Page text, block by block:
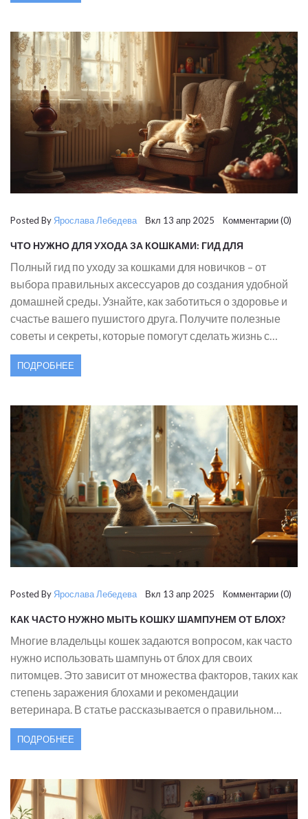
Posted By Ярослава Лебедева Вкл 13 апр 2025 Комментарии (0)
ЧТО НУЖНО ДЛЯ УХОДА ЗА КОШКАМИ: ГИД ДЛЯ
Полный гид по уходу за кошками для новичков – от
выбора правильных аксессуаров до создания удобной
домашней среды. Узнайте, как заботиться о здоровье и
счастье вашего пушистого друга. Получите полезные
советы и секреты, которые помогут сделать жизнь с
кошкой приятной и беспроблемной.
ПОДРОБНЕЕ
Posted By Ярослава Лебедева Вкл 13 апр 2025 Комментарии (0)
КАК ЧАСТО НУЖНО МЫТЬ КОШКУ ШАМПУНЕМ ОТ БЛОХ?
Многие владельцы кошек задаются вопросом, как часто
нужно использовать шампунь от блох для своих
питомцев. Это зависит от множества факторов, таких как
степень заражения блохами и рекомендации
ветеринара. В статье рассказывается о правильном
подходе к частоте мытья кошки, полезных советах по
выбору шампуня и других методах борьбы с
любимца и сохранить его здоровье. Узнайте, как
правильно ухаживать за кошкой, чтобы она была
довольной и здоровой.
ПОДРОБНЕЕ